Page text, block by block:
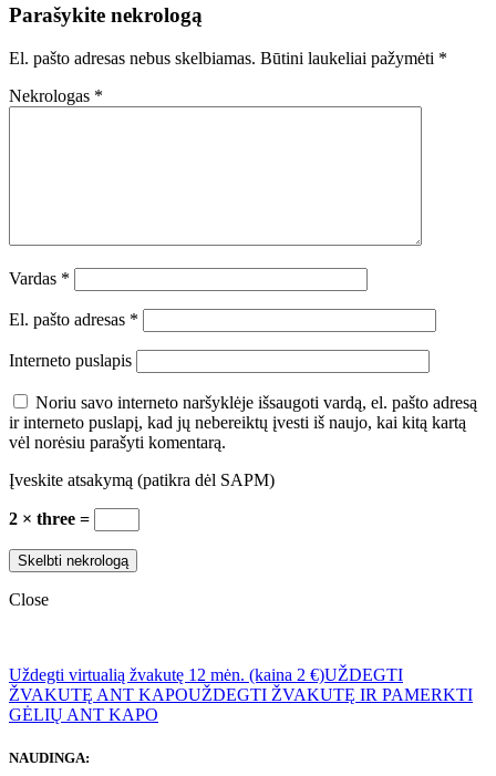
Parašykite nekrologą
El. pašto adresas nebus skelbiamas. Būtini laukeliai pažymėti *
Nekrologas *
Vardas *
El. pašto adresas *
Interneto puslapis
Noriu savo interneto naršyklėje išsaugoti vardą, el. pašto adresą
ir interneto puslapį, kad jų nebereiktų įvesti iš naujo, kai kitą kartą
vėl norėsiu parašyti komentarą.
Įveskite atsakymą (patikra dėl SAPM)
2 × three =
Close
Uždegti virtualią žvakutę 12 mėn. (kaina 2 €)UŽDEGTI
ŽVAKUTĘ ANT KAPOUŽDEGTI ŽVAKUTĘ IR PAMERKTI
GĖLIŲ ANT KAPO
NAUDINGA: